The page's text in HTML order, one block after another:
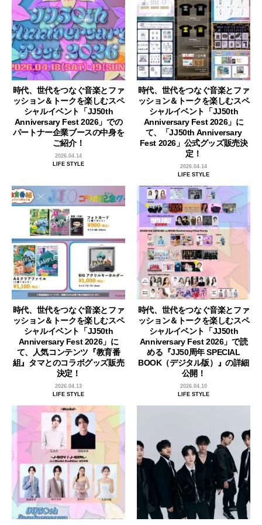
時代、世代をつなぐ音楽とファ
ッション＆トークを楽しむスペ
シャルイベント「JJ50th
Anniversary Fest 2026」での
パートナー企業ブースの中身を
ご紹介！
2026.04.14
LIFE STYLE
時代、世代をつなぐ音楽とファ
ッション＆トークを楽しむスペ
シャルイベント「JJ50th
Anniversary Fest 2026」に
て、「JJ50th Anniversary
Fest 2026」公式グッズ販売決
定！
2026.04.14
LIFE STYLE
時代、世代をつなぐ音楽とファ
ッション＆トークを楽しむスペ
シャルイベント「JJ50th
Anniversary Fest 2026」に
て、人気コンテンツ『教育番
組』タマとのコラボグッズ販売
決定！
2026.04.13
LIFE STYLE
時代、世代をつなぐ音楽とファ
ッション＆トークを楽しむスペ
シャルイベント「JJ50th
Anniversary Fest 2026」で読
める『JJ50周年 SPECIAL
BOOK（デジタル版）』の詳細
公開！
2026.04.10
LIFE STYLE